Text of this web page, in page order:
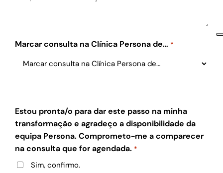
Marcar consulta na Clínica Persona de… *
Estou pronta/o para dar este passo na minha
transformação e agradeço a disponibilidade da
equipa Persona. Comprometo-me a comparecer
na consulta que for agendada. *
Sim, confirmo.